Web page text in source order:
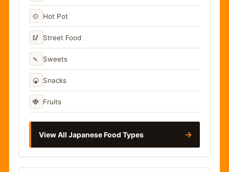
🍲 Hot Pot
🥢 Street Food
🍡 Sweets
🍘 Snacks
🍓 Fruits
View All Japanese Food Types →